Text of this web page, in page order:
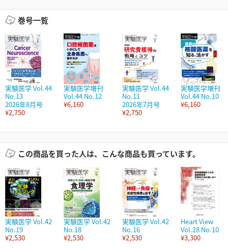
巻号一覧
実験医学 Vol.44
No.13
2026年8月号
¥2,750
実験医学増刊
Vol.44 No.12
¥6,160
実験医学 Vol.44
No.11
2026年7月号
¥2,750
実験医学増刊
Vol.44 No.10
¥6,160
この商品を買った人は、こんな商品も買っています。
実験医学 Vol.42
No.19
¥2,530
実験医学 Vol.42
No.18
¥2,530
実験医学 Vol.42
No.16
¥2,530
Heart View
Vol.28 No.10
¥3,300